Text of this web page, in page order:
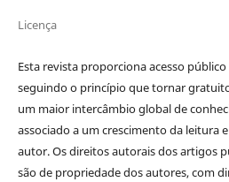
Licença
Esta revista proporciona acesso
seguindo o princípio que tornar
um maior intercâmbio global de
associado a um crescimento da leitura
autor. Os direitos autorais dos artigos
são de propriedade dos autores, com